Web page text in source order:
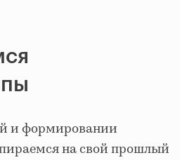
и формировании
на свой прошлый